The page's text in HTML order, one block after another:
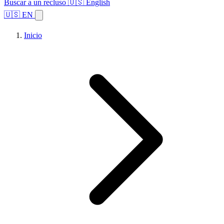
Buscar a un recluso 🇺🇸 English
🇺🇸 EN
Inicio